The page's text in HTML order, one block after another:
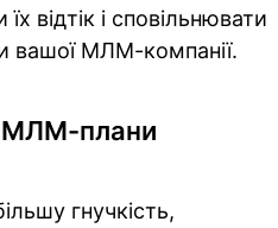
відтік і сповільнювати
вашої МЛМ-компанії.
МЛМ-плани
гнучкість,